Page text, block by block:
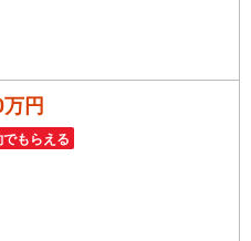
円
もらえる